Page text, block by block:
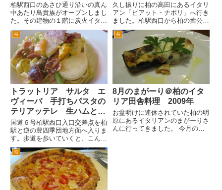
柏駅西口のあさひ通り沿いの真ん
中あたり鳥貴族がオープンしまし
た。その建物の１階に炭火イタリ
アンバル Azzurro 520＋Caffe
が、突貫工事で建設中です。
東京の江戸川区で複数店舗を展開
するイタリアンとスペイン料理を
食べられるお店の...
久し振りに柏の高田にあるイタリ
アン「ピアット・ナポリ」へ行き
ました。柏駅西口から柏の葉公園
方面へず～っと行ったバス通り沿
いにあります。 夜だったので、
結構店内は混んでました。カップ
ル、グループなどが多かったでし
ょうか。 やはりパスタが食べ
柏
トラットリア サルタ エ
ヴィーバ 手打ちパスタの
テリアッテレ 生ハムとパ
プリカのソース
国道６号柏駅西口入口交差点を柏
駅と逆の豊四季団地方面へ入りま
す。歩道を歩いていくと、こんな
小さな看板があります。 「この
ビルの裏です」。６号から入った
通りは、柏駅西口から豊四季団
地、国立がんセンター方面行のバ
スの通る大通りです。 このバス
通...
柏
8月のまがーり＠柏のイタ
リア田舎料理 2009年
お盆明けに連休されていた柏の明
原にあるイタリアンのまがーりさ
んに行ってきました。 今月のま
柏